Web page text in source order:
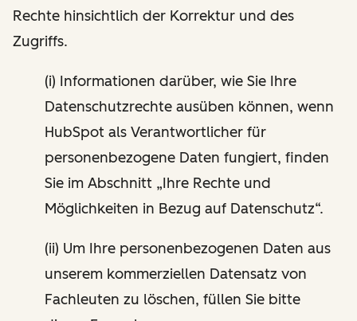
Rechte hinsichtlich der Korrektur und des
Zugriffs.
(i) Informationen darüber, wie Sie Ihre
Datenschutzrechte ausüben können, wenn
HubSpot als Verantwortlicher für
personenbezogene Daten fungiert, finden
Sie im Abschnitt „Ihre Rechte und
Möglichkeiten in Bezug auf Datenschutz“.
(ii) Um Ihre personenbezogenen Daten aus
unserem kommerziellen Datensatz von
Fachleuten zu löschen, füllen Sie bitte